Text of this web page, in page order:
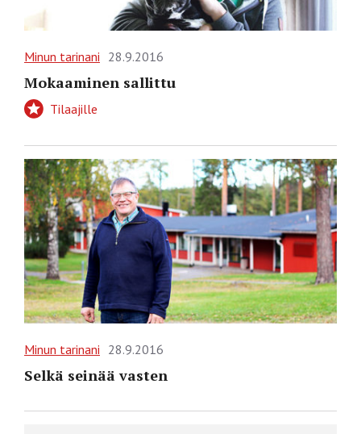
Minun tarinani 28.9.2016
Mokaaminen sallittu
Tilaajille
Minun tarinani 28.9.2016
Selkä seinää vasten